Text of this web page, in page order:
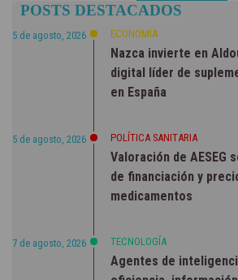
NOTICIAS
POSTS DESTACADOS
5 de agosto, 2026 ECONOMÍA
Nazca invierte en
digital líder de
en España
5 de agosto, 2026 POLÍTICA SANITARIA
Valoración de AESEG
de financiación y
medicamentos
7 de agosto, 2026 TECNOLOGÍA
Agentes de